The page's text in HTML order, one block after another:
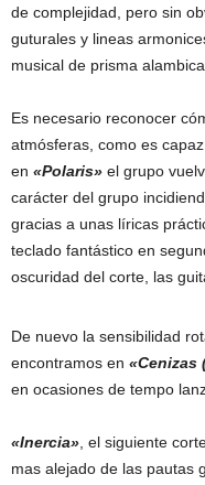
de complejidad, pero sin
guturales y lineas
musical de prisma
Es necesario reconocer
atmósferas, como es
en «Polaris» el grupo
carácter del grupo
gracias a unas líricas
teclado fantástico en
oscuridad del corte, las
De nuevo la sensibilidad
encontramos en «Cenizas
en ocasiones de tempo
«Inercia» , el siguiente
mas alejado de las pautas